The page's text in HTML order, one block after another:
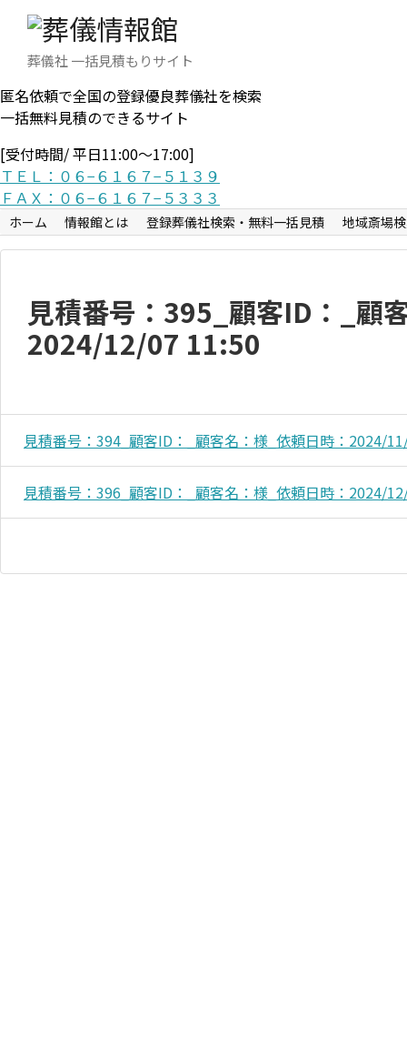
葬儀社 一括見積もりサイト
匿名依頼で全国の登録優良葬儀社を検索
一括無料見積のできるサイト
[受付時間/ 平日11:00〜17:00]
ＴＥＬ：０６−６１６７−５１３９
ＦＡＸ：０６−６１６７−５３３３
ホーム 情報館とは 登録葬儀社検索・無料一括見積 地域斎場
見積番号：395_顧客ID：_顧
2024/12/07 11:50
見積番号：394_顧客ID：_顧客名：様_依頼日時：2024/
見積番号：396_顧客ID：_顧客名：様_依頼日時：2024/